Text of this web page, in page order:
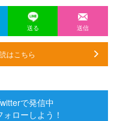
送る 送信
はこちら
で発信中
ローしよう！